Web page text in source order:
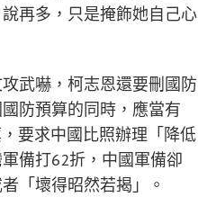
再多，只是掩飾她自己心
武嚇，柯志恩還要刪國防
防預算的同時，應當有
要求中國比照辦理「降低
備打62折，中國軍備卻
「壞得昭然若揭」。